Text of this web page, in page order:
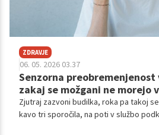
ZDRAVJE
06. 05. 2026 03.37
Senzorna
zakaj se možgani ne morejo
Zjutraj zazvoni budilka, roka pa takoj
kavo tri sporočila, na poti v službo